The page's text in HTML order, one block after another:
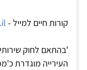
קורות חיים למייל -
העירייה מוגדרת